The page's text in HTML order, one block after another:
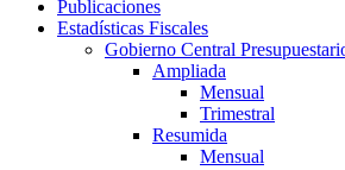
Publicaciones
Estadísticas Fiscales
Gobierno Central
Ampliada
Mensual
Trimestral
Resumida
Mensual